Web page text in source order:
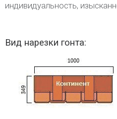
индивидуальность,
Вид нарезки гонта: